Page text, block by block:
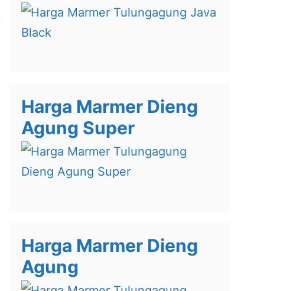
Harga Marmer Dieng
Agung Super
Harga Marmer Dieng
Agung